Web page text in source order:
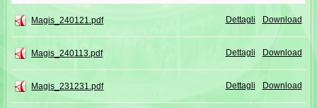
Magis_240121.pdf Download
Dettagli
Magis_240113.pdf Download
Dettagli
Magis_231231.pdf Download
Dettagli